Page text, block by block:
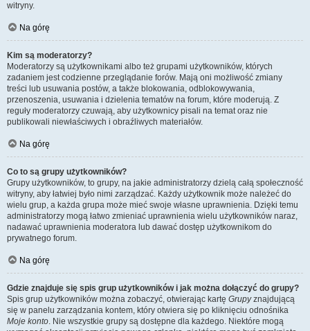
witryny.
Na górę
Kim są moderatorzy?
Moderatorzy są użytkownikami albo też grupami użytkowników, których
zadaniem jest codzienne przeglądanie forów. Mają oni możliwość zmiany
treści lub usuwania postów, a także blokowania, odblokowywania,
przenoszenia, usuwania i dzielenia tematów na forum, które moderują. Z
reguły moderatorzy czuwają, aby użytkownicy pisali na temat oraz nie
publikowali niewłaściwych i obraźliwych materiałów.
Na górę
Co to są grupy użytkowników?
Grupy użytkowników, to grupy, na jakie administratorzy dzielą całą społeczność
witryny, aby łatwiej było nimi zarządzać. Każdy użytkownik może należeć do
wielu grup, a każda grupa może mieć swoje własne uprawnienia. Dzięki temu
administratorzy mogą łatwo zmieniać uprawnienia wielu użytkowników naraz,
nadawać uprawnienia moderatora lub dawać dostęp użytkownikom do
prywatnego forum.
Na górę
Gdzie znajduje się spis grup użytkowników i jak można dołączyć do grupy?
Spis grup użytkowników można zobaczyć, otwierając kartę Grupyznajdującą
się w panelu zarządzania kontem, który otwiera się po kliknięciu odnośnika
Moje konto. Nie wszystkie grupy są dostępne dla każdego. Niektóre mogą